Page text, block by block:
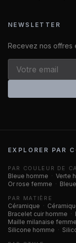
NEWSLETTER
Recevez nos offres
EXPLORER PAR
PAR COULEUR DE
Bleue homme · Verte
Or rose femme ·
PAR MATIÈRE
Céramique ·
Bracelet cuir homme ·
Maille milanaise femme
Silicone homme ·